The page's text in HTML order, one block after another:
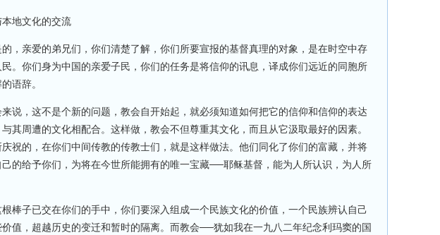
地文化的交流
，亲爱的弟兄们，你们清楚了解，你们所要宣报的基督真理的对象，是在时空中存
。你们身为中国的亲爱子民，你们的任务是将信仰的讯息，译成你们远近的同胞所
语辞。
来说，这不是个新的问题，教会自开始起，就必须知道如何把它的信仰和信仰的表达
其周遭的文化相配合。这样做，教会不但尊重其文化，而且从它汲取最好的因素。
祝的，在你们中间传教的传教士们，就是这样做法。他们同化了你们的富藏，并将
己的给予你们，为将在今世所能拥有的唯一宝藏──耶稣基督，能为人所认识，为人所
棒子已交在你们的手中，你们要深入组成一个民族文化的价值，一个民族辨认自己
价值，超越历史的变迁和暂时的隔离。而教会──犹如我在一九八二年纪念利玛窦的国